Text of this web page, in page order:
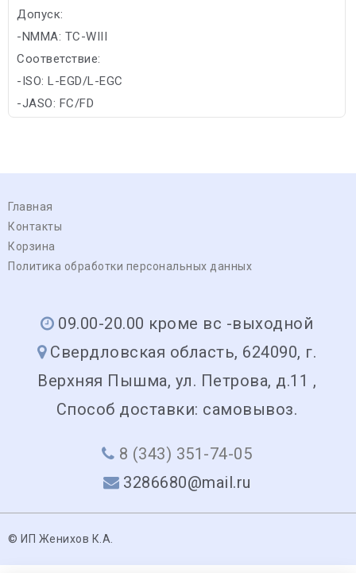
Допуск:
-NMMA: TC-WIII
Соответствие:
-ISO: L-EGD/L-EGC
-JASO: FC/FD
Главная
Контакты
Корзина
Политика обработки персональных данных
09.00-20.00 кроме вс -выходной
Свердловская область, 624090, г.
Верхняя Пышма, ул. Петрова, д.11 ,
Способ доставки: самовывоз.
8 (343) 351-74-05
3286680@mail.ru
© ИП Женихов К.А.